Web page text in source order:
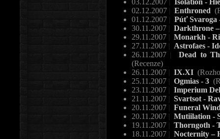
03.12.2007 | Isolation -
02.12.2007 | Enthroned
01.12.2007 | Púť
30.11.2007 | Darkthrone
29.11.2007 | Monarkh -
27.11.2007 | Astrofaes -
26.11.2007 |
Dead to
(Recenze)
26.11.2007 | IX.XI
25.11.2007 | Ogmias - 3
23.11.2007 | Imperium
21.11.2007 | Svartsot -
20.11.2007 | Funeral
20.11.2007 | Mutiilation -
19.11.2007 | Thorngoth -
18.11.2007 | Nocternity –